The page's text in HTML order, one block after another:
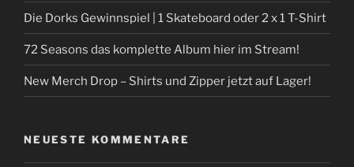
Die Dorks Gewinnspiel | 1 Skateboard oder 2 x 1 T-Shirt
72 Seasons das komplette Album hier im Stream!
New Merch Drop – Shirts und Zipper jetzt auf Lager!
NEUESTE KOMMENTARE